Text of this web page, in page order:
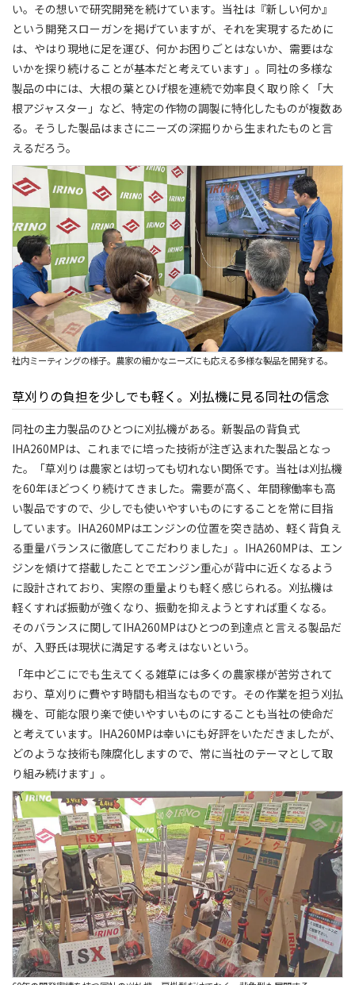
い。その想いで研究開発を続けています。当社は『新しい何か』
という開発スローガンを掲げていますが、それを実現するために
は、やはり現地に足を運び、何かお困りごとはないか、需要はな
いかを探り続けることが基本だと考えています」。同社の多様な
製品の中には、大根の葉とひげ根を連続で効率良く取り除く「大
根アジャスター」など、特定の作物の調製に特化したものが複数あ
る。そうした製品はまさにニーズの深掘りから生まれたものと言
えるだろう。
社内ミーティングの様子。農家の細かなニーズにも応える多様な製品を開発する。
草刈りの負担を少しでも軽く。刈払機に見る同社の信念
同社の主力製品のひとつに刈払機がある。新製品の背負式
IHA260MPは、これまでに培った技術が注ぎ込まれた製品となっ
た。「草刈りは農家とは切っても切れない関係です。当社は刈払機
を60年ほどつくり続けてきました。需要が高く、年間稼働率も高
い製品ですので、少しでも使いやすいものにすることを常に目指
しています。IHA260MPはエンジンの位置を突き詰め、軽く背負え
る重量バランスに徹底してこだわりました」。IHA260MPは、エン
ジンを傾けて搭載したことでエンジン重心が背中に近くなるよう
に設計されており、実際の重量よりも軽く感じられる。刈払機は
軽くすれば振動が強くなり、振動を抑えようとすれば重くなる。
そのバランスに関してIHA260MPはひとつの到達点と言える製品だ
が、入野氏は現状に満足する考えはないという。
「年中どこにでも生えてくる雑草には多くの農家様が苦労されて
おり、草刈りに費やす時間も相当なものです。その作業を担う刈払
機を、可能な限り楽で使いやすいものにすることも当社の使命だ
と考えています。IHA260MPは幸いにも好評をいただきましたが、
どのような技術も陳腐化しますので、常に当社のテーマとして取
り組み続けます」。